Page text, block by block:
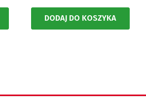
DODAJ DO KOSZYKA